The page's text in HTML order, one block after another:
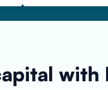
with